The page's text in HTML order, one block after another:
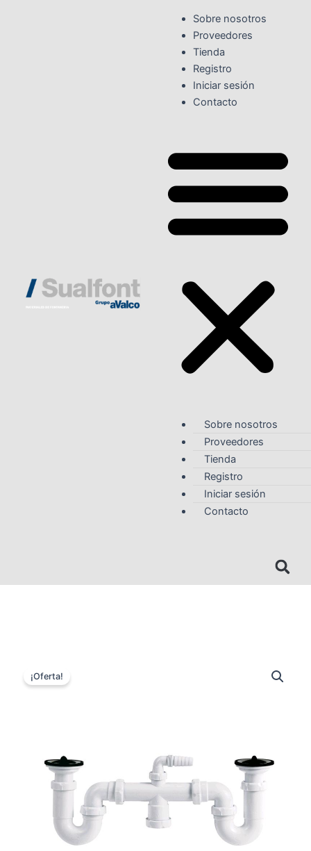
Sobre nosotros
Proveedores
Tienda
Registro
Iniciar sesión
Contacto
Sobre nosotros
Proveedores
Tienda
Registro
Iniciar sesión
Contacto
¡Oferta!